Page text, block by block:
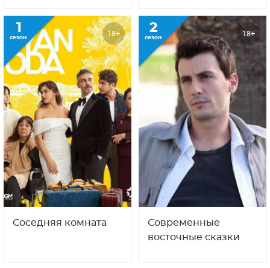
1
сезон 18+
Соседняя комната
2
сезон 18+
Современные
восточные сказки